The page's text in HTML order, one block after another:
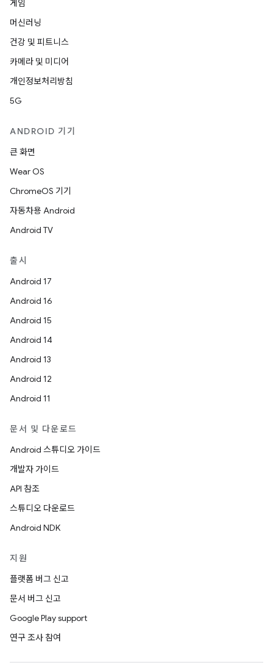
게임
머신러닝
건강 및 피트니스
카메라 및 미디어
개인정보처리방침
5G
ANDROID 기기
큰 화면
Wear OS
ChromeOS 기기
자동차용 Android
Android TV
출시
Android 17
Android 16
Android 15
Android 14
Android 13
Android 12
Android 11
문서 및 다운로드
Android 스튜디오 가이드
개발자 가이드
API 참조
스튜디오 다운로드
Android NDK
지원
플랫폼 버그 신고
문서 버그 신고
Google Play support
연구 조사 참여